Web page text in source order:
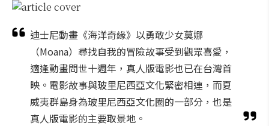
迪士尼動畫《海洋奇緣》以勇敢少女莫娜
（Moana）尋找自我的冒險故事受到觀眾喜愛，
適逢動畫問世十週年，真人版電影也已在台灣首
映。電影故事與玻里尼西亞文化緊密相連，而夏
威夷群島身為玻里尼西亞文化圈的一部分，也是
真人版電影的主要取景地。